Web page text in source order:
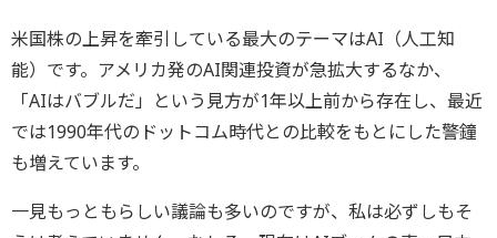
米国株の上昇を牽引している最大のテーマはAI（人工知
能）です。アメリカ発のAI関連投資が急拡大するなか、
「AIはバブルだ」という見方が1年以上前から存在し、最近
では1990年代のドットコム時代との比較をもとにした警鐘
も増えています。
一見もっともらしい議論も多いのですが、私は必ずしもそ